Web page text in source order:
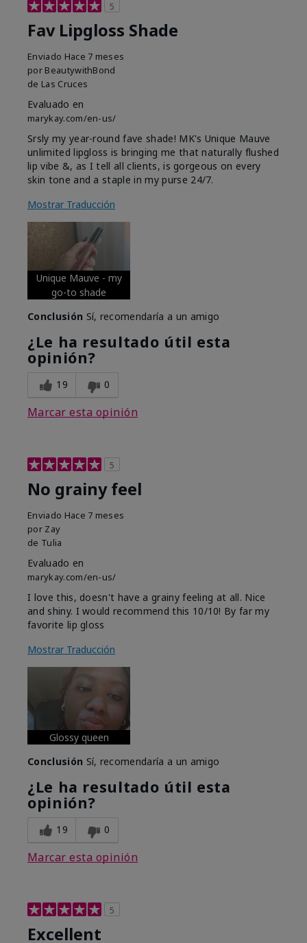
5
Fav Lipgloss Shade
Enviado Hace 7 meses
por BeautywithBond
de Las Cruces
Evaluado en
marykay.com/en-us/
Srsly my year-round fave shade! MK's Unique Mauve
unlimited lipgloss is bringing me that naturally flushed
lip vibe &, as I tell all clients, is gorgeous on every
skin tone and a staple in my purse 24/7.
Mostrar Traducción
Unique Mauve - my
go-to shade
Conclusión Sí, recomendaría a un amigo
¿Le ha resultado útil esta
opinión?
19 0
Marcar esta opinión
5
No grainy feel
Enviado Hace 7 meses
por Zay
de Tulia
Evaluado en
marykay.com/en-us/
I love this, doesn't have a grainy feeling at all. Nice
and shiny. I would recommend this 10/10! By far my
favorite lip gloss
Mostrar Traducción
Glossy queen
Conclusión Sí, recomendaría a un amigo
¿Le ha resultado útil esta
opinión?
19 0
Marcar esta opinión
5
Excellent